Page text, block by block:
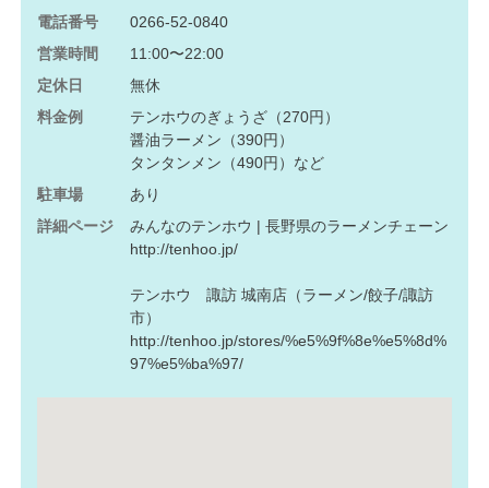
電話番号
0266-52-0840
営業時間
11:00〜22:00
定休日
無休
料金例
テンホウのぎょうざ（270円）
醤油ラーメン（390円）
タンタンメン（490円）など
駐車場
あり
詳細ページ
みんなのテンホウ | 長野県のラーメンチェーン
http://tenhoo.jp/
テンホウ 諏訪 城南店（ラーメン/餃子/諏訪
市）
http://tenhoo.jp/stores/%e5%9f%8e%e5%8d%
97%e5%ba%97/